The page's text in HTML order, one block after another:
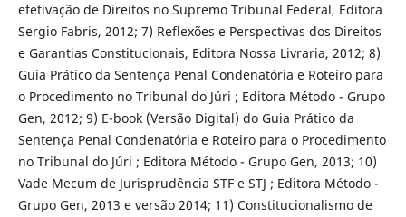
efetivação de Direitos no Supremo Tribunal Federal, Editora
Sergio Fabris, 2012; 7) Reflexões e Perspectivas dos Direitos
e Garantias Constitucionais, Editora Nossa Livraria, 2012; 8)
Guia Prático da Sentença Penal Condenatória e Roteiro para
o Procedimento no Tribunal do Júri ; Editora Método - Grupo
Gen, 2012; 9) E-book (Versão Digital) do Guia Prático da
Sentença Penal Condenatória e Roteiro para o Procedimento
no Tribunal do Júri ; Editora Método - Grupo Gen, 2013; 10)
Vade Mecum de Jurisprudência STF e STJ ; Editora Método -
Grupo Gen, 2013 e versão 2014; 11) Constitucionalismo de